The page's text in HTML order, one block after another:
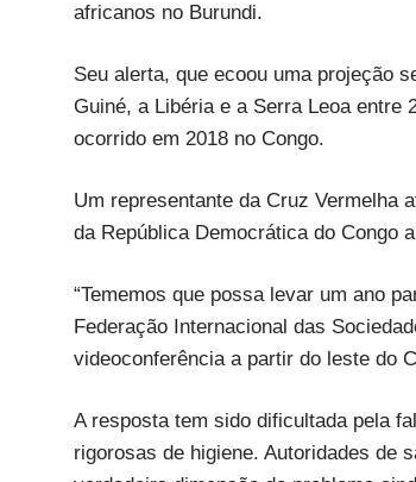
africanos no Burundi.
Seu alerta, que ecoou uma projeção
Guiné, a Libéria e a Serra Leoa entre
ocorrido em 2018 no Congo.
Um representante da Cruz Vermelha
da República Democrática do Congo
“Tememos que possa levar um ano
Federação Internacional das
videoconferência a partir do leste do
A resposta tem sido dificultada pela
rigorosas de higiene. Autoridades de